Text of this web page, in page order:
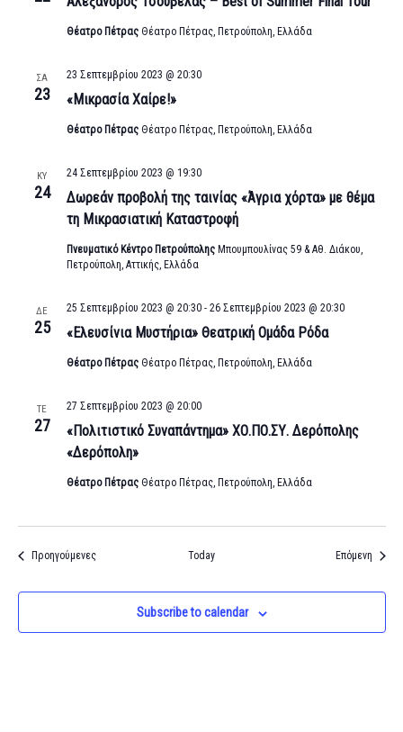
Θέατρο Πέτρας Θέατρο Πέτρας, Πετρούπολη, Ελλάδα
ΣΑ
23 «Μικρασία Χαίρε!»
23 Σεπτεμβρίου 2023 @ 20:30
Θέατρο Πέτρας Θέατρο Πέτρας, Πετρούπολη, Ελλάδα
ΚΥ
24
Δωρεάν προβολή της ταινίας «Άγρια χόρτα» με θέμα
τη Μικρασιατική Καταστροφή
24 Σεπτεμβρίου 2023 @ 19:30
Πνευματικό Κέντρο Πετρούπολης Μπουμπουλίνας 59 & Αθ. Διάκου,
Πετρούπολη, Αττικής, Ελλάδα
ΔΕ
25 «Ελευσίνια Μυστήρια» Θεατρική Ομάδα Ρόδα
25 Σεπτεμβρίου 2023 @ 20:30- 26 Σεπτεμβρίου 2023 @ 20:30
Θέατρο Πέτρας Θέατρο Πέτρας, Πετρούπολη, Ελλάδα
ΤΕ
27
«Πολιτιστικό Συναπάντημα» ΧΟ.ΠΟ.ΣΥ. Δερόπολης
«Δερόπολη»
27 Σεπτεμβρίου 2023 @ 20:00
Θέατρο Πέτρας Θέατρο Πέτρας, Πετρούπολη, Ελλάδα
ΠροηγούμενεςΕκδηλώσεις Today Επόμενη
Subscribe to calendar